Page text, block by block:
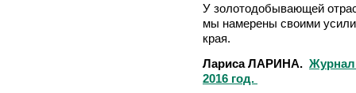
У золотодобывающей
мы намерены своими
края.
Лариса ЛАРИНА. Журнал
2016 год.